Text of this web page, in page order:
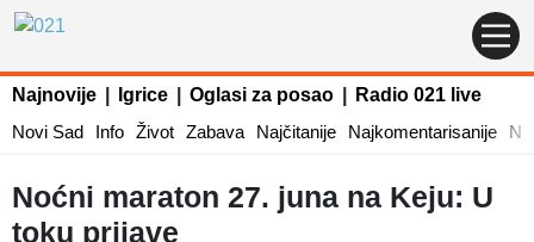
Najnovije Igrice Oglasi za posao
Radio 021 live
Novi Sad
Info Život Zabava Najčitanije Najkomentarisanije
Noćni maraton 27. juna na Keju: U
toku prijave